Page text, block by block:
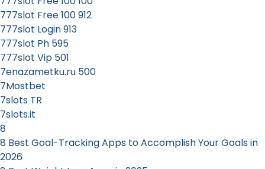
777slot Free 100 912
777slot Login 913
777slot Ph 595
777slot Vip 501
7enazametku.ru 500
7Mostbet
7slots TR
7slots.it
8
8 Best Goal-Tracking Apps to Accomplish Your Goals in
2026